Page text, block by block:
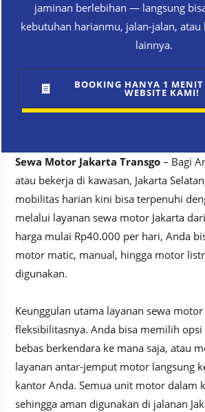
jaminan berlebihan — langsung
kebutuhan harianmu, jalan-jalan,
lainnya.
BOOKING HANYA 1
WEBSITE KAMI!
Sewa Motor Jakarta Transgo– Bagi
atau bekerja di kawasan, Jakarta
mobilitas harian kini bisa terpenuhi
melalui layanan sewa motor Jakarta
harga mulai Rp40.000 per hari, Anda
motor matic, manual, hingga motor
digunakan.
Keunggulan utama layanan sewa motor
fleksibilitasnya. Anda bisa memilih opsi
bebas berkendara ke mana saja, atau
layanan antar-jemput motor langsung
kantor Anda. Semua unit motor dalam
sehingga aman digunakan di jalanan